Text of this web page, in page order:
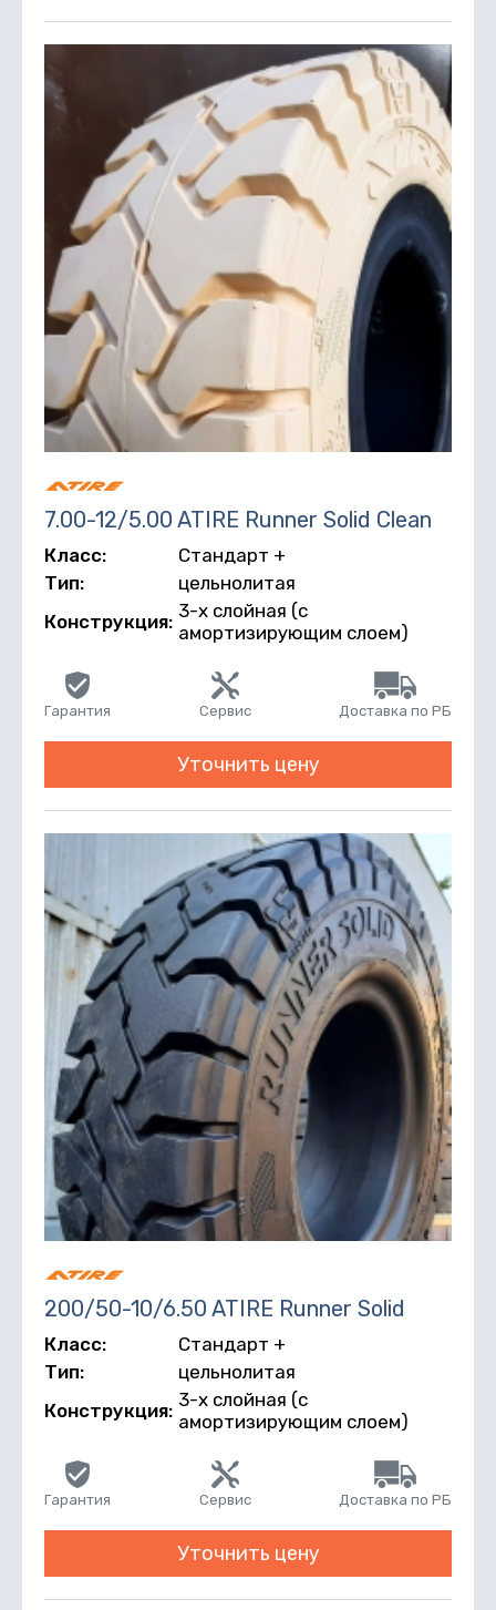
7.00-12/5.00 ATIRE Runner Solid Clean
Класс:
Стандарт +
Тип:
цельнолитая
Конструкция: 3-х слойная (с
амортизирующим слоем)
Гарантия Сервис Доставка по РБ
Уточнить цену
200/50-10/6.50 ATIRE Runner Solid
Класс:
Стандарт +
Тип:
цельнолитая
Конструкция: 3-х слойная (с
амортизирующим слоем)
Гарантия Сервис Доставка по РБ
Уточнить цену